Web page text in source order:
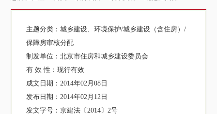
主题分类：城乡建设、环境保护/城乡建设（含住房）/
保障房审核分配
制发单位：北京市住房和城乡建设委员会
有 效 性：现行有效
成文日期：2014年02月08日
发布日期：2014年02月12日
发文字号：京建法〔2014〕2号